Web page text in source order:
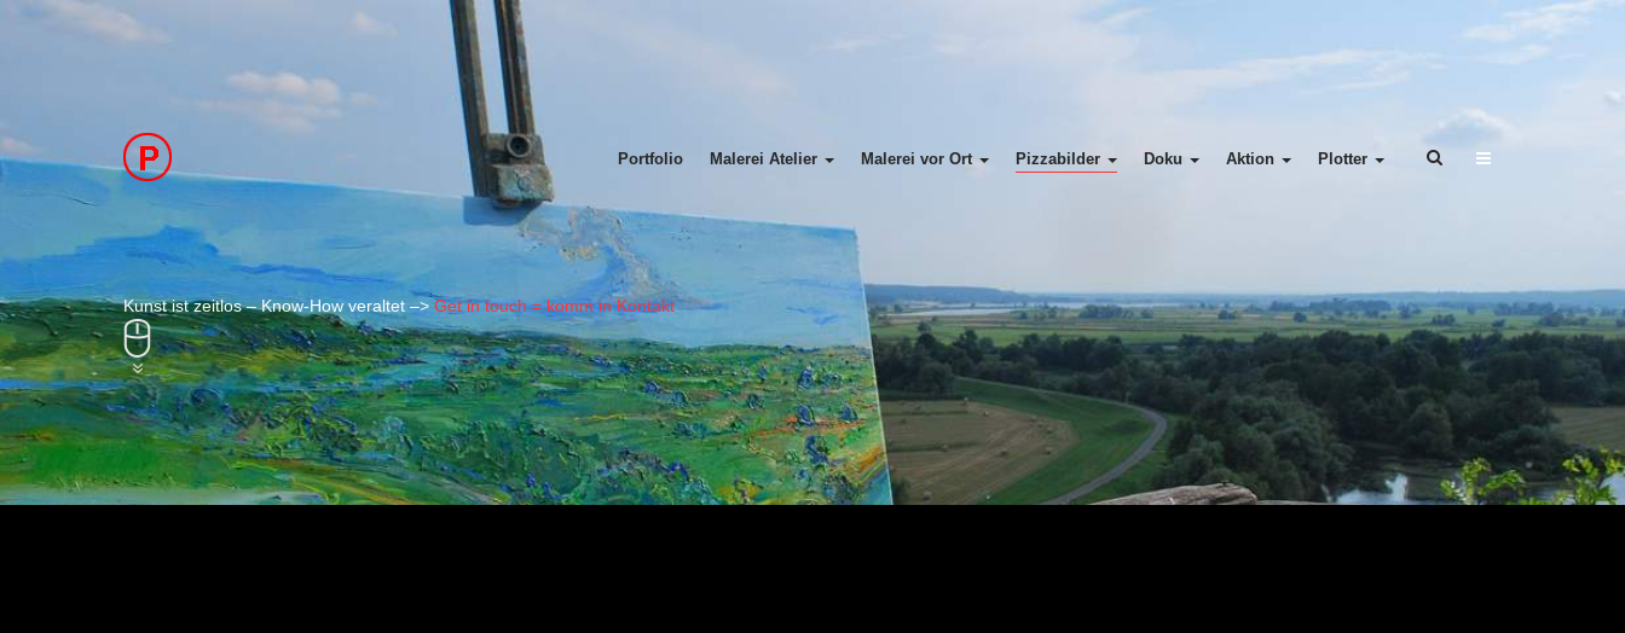
Portfolio Malerei Atelier Malerei vor Ort Pizzabilder Doku Aktion Plotter
Kunst ist zeitlos – Know-How veraltet –> Get in touch = komm in Kontakt